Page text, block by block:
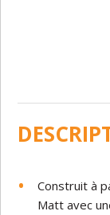
Construit à
Matt avec